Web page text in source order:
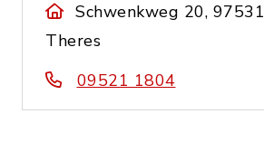
Schwenkweg 20, 97531
Theres
09521 1804